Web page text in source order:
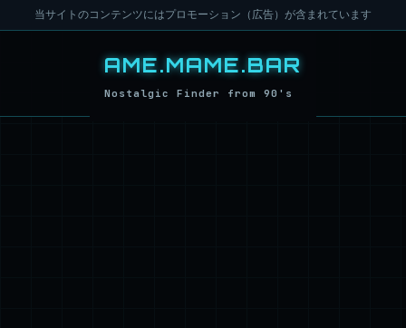
当サイトのコンテンツにはプロモーション（広告）が含まれています